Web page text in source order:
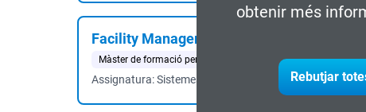
obtenir més
Rebutjar
Facility Management
Màster de formació permanent 60 ECTS Live online
Assignatura: Sistemes d'Informació